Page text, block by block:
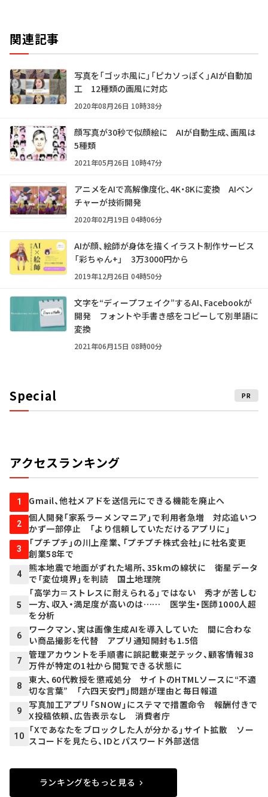
関連記事
写真を「ゴッホ風に」「ピカソっぽく」AIが自動加
工 12種類の画風に対応
2020年08月26日 10時38分
顔写真が30秒で似顔絵に AIが自動生成、画風は
5種類
2021年05月26日 10時47分
アニメをAIで高解像度化、4K・8Kに変換 AIベン
チャーが技術開発
2020年02月19日 04時06分
AIが顔、絵師が身体を描くイラスト制作サービス
「彩ちゃん+」 3万3000円から
2019年12月26日 04時50分
文字を“ディープフェイク”するAI、Facebookが
開発 フォントや手書き感をコピーして別単語に
変換
2021年06月15日 08時00分
Special PR
アクセスランキング
1 Gmail、他社メアドを送信元にできる機能を廃止へ
2
個人開発「家系ラーメンマニア」で利用者急増 対応追いつ
かず一部停止 「より信頼していただけるアプリに」
3
「プチプチ」の川上産業、「プチプチ株式会社」に社名変更
創業58年で
4
熊本地震で地面がずれた場所、35kmの線状に 衛星データ
で「変位境界」を判読 国土地理院
5
「高学力＝ストレスに耐えられる」ではない 秀才が苦しむ
一方、収入・満足度が高いのは…… 医学生・医師1000人超
を分析
6
ワークマン、実は画像生成AIを導入していた 間に合わな
い商品撮影を代替 アプリ通知開封も1.5倍
7
管理アカウントを手順書に誤記載――東芝テック、顧客情報38
万件が特定の1社から閲覧できる状態に
8
東大、60代教授を懲戒処分 サイトのHTMLソースに“不適
切な言葉” 「六四天安門」問題が理由と毎日報道
9
写真加工アプリ「SNOW」にステマで措置命令 報酬付きで
X投稿依頼、広告表示なし 消費者庁
10
「Xであなたをブロックした人が分かる」サイト拡散 ソー
スコードを見たら、IDとパスワード外部送信
ランキングをもっと見る